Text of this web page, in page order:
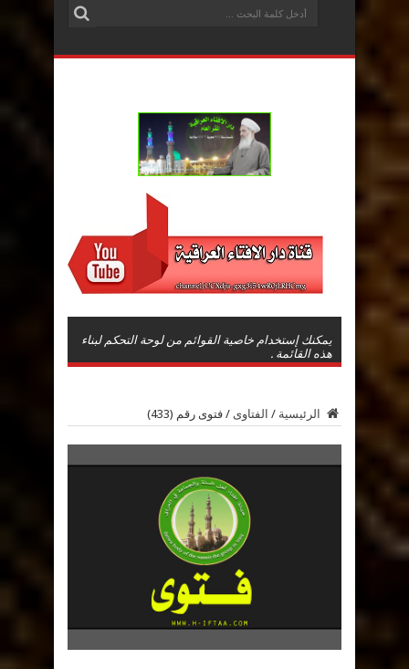
يمكنك إستخدام خاصية القوائم من لوحة التحكم لبناء
هذه القائمة .
الرئيسية / الفتاوى / فتوى رقم (433)